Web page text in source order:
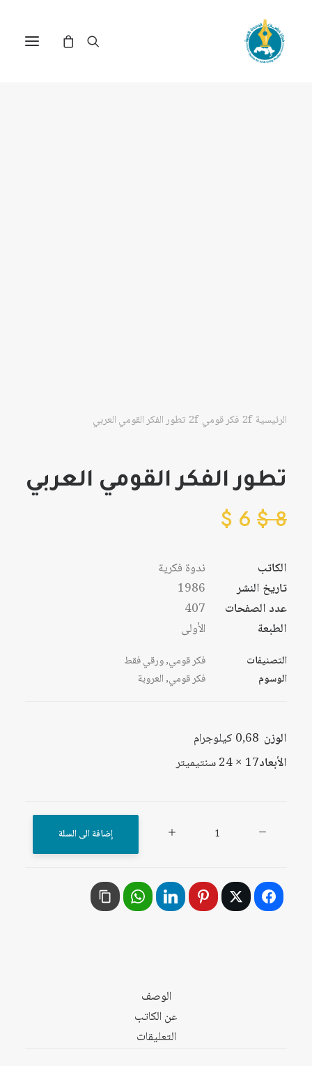
الرئيسية فكر قومي تطور الفكر القومي العربي
تطور الفكر القومي العربي
8
$
6
$
الكاتب
ندوة فكرية
تاريخ النشر
1986
عدد الصفحات
407
الطبعة
الأولى
التصنيفات فكر قومي,ورقي فقط
الوسوم
فكر قومي,العروبة
الوزن 0,68 كيلوجرام
الأبعاد17 × 24 سنتيميتر
القومي
العربي
إضافة الى السلة
الوصف
عن الكاتب
التعليقات